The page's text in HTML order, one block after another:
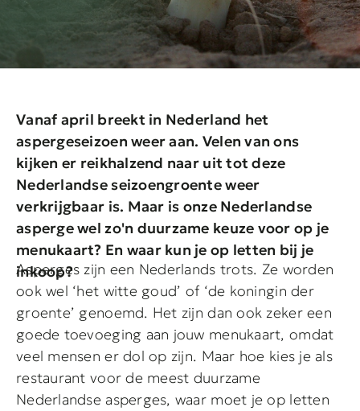
Vanaf april breekt in Nederland het
aspergeseizoen weer aan. Velen van ons
kijken er reikhalzend naar uit tot deze
Nederlandse seizoengroente weer
verkrijgbaar is. Maar is onze Nederlandse
asperge wel zo'n duurzame keuze voor op je
menukaart? En waar kun je op letten bij je
inkoop?
Asperges zijn een Nederlands trots. Ze worden
ook wel ‘het witte goud’ of ‘de koningin der
groente’ genoemd. Het zijn dan ook zeker een
goede toevoeging aan jouw menukaart, omdat
veel mensen er dol op zijn. Maar hoe kies je als
restaurant voor de meest duurzame
Nederlandse asperges, waar moet je op letten